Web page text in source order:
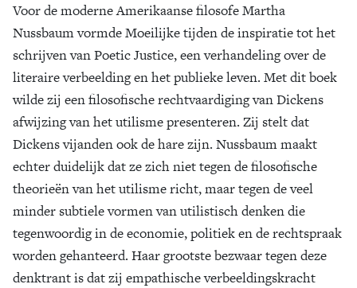
Voor de moderne Amerikaanse filosofe Martha
Nussbaum vormde Moeilijke tijden de inspiratie tot het
schrijven van Poetic Justice, een verhandeling over de
literaire verbeelding en het publieke leven. Met dit boek
wilde zij een filosofische rechtvaardiging van Dickens
afwijzing van het utilisme presenteren. Zij stelt dat
Dickens vijanden ook de hare zijn. Nussbaum maakt
echter duidelijk dat ze zich niet tegen de filosofische
theorieën van het utilisme richt, maar tegen de veel
minder subtiele vormen van utilistisch denken die
tegenwoordig in de economie, politiek en de rechtspraak
worden gehanteerd. Haar grootste bezwaar tegen deze
denktrant is dat zij empathische verbeeldingskracht